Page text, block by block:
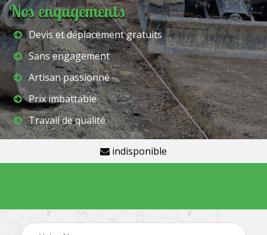
Nos engagements
Devis et déplacement gratuits
Sans engagement
Artisan passionné
Prix imbattable
Travail de qualité
indisponible